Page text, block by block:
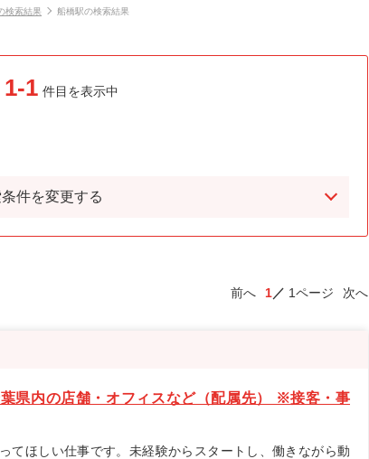
検索結果 船橋駅の検索結果
1-1 件目を表示中
件を変更する
前へ 1 1ページ 次へ
県内の店舗・オフィスなど（配属先） ※接客・事
てほしい仕事です。未経験からスタートし、働きながら動